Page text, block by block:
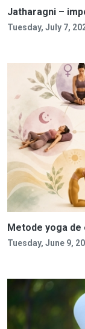
Jatharagni –
Tuesday, July 7,
Metode yoga
Tuesday, June 9,